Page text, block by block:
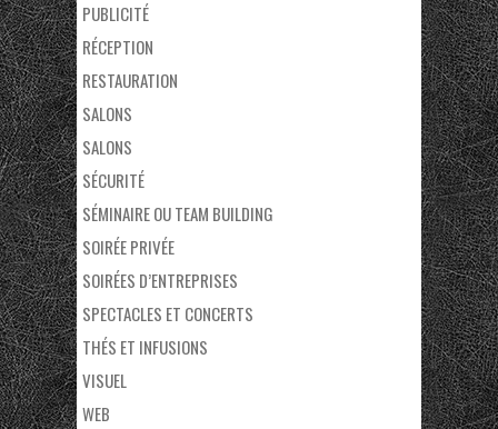
PUBLICITÉ
RÉCEPTION
RESTAURATION
SALONS
SALONS
SÉCURITÉ
SÉMINAIRE OU TEAM BUILDING
SOIRÉE PRIVÉE
SOIRÉES D’ENTREPRISES
SPECTACLES ET CONCERTS
THÉS ET INFUSIONS
VISUEL
WEB